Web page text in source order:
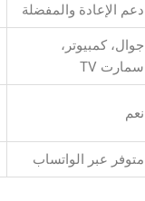
دعم الإعادة والمفضلة
جوال، كمبيوتر،
سمارت TV
نعم
متوفر عبر الواتساب